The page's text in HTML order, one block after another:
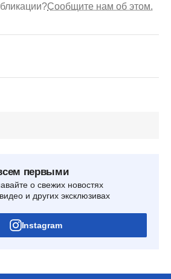
Сообщите нам об этом.
первыми
о свежих новостях
и других эксклюзивах
Instagram